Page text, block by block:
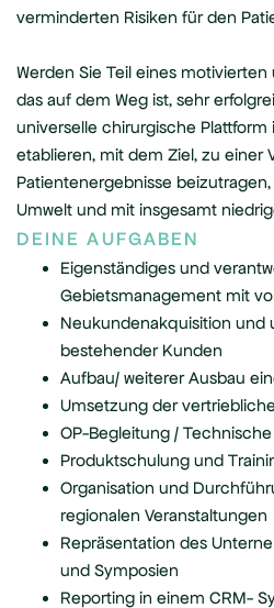
verminderten Risiken für den
Werden Sie Teil eines
das auf dem Weg ist, sehr
universelle chirurgische
etablieren, mit dem Ziel, zu einer
Patientenergebnisse
Umwelt und mit insgesamt
DEINE AUFGABEN
Eigenständiges und
Gebietsmanagement mit
Neukundenakquisition und
bestehender Kunden
Aufbau/ weiterer Ausbau
Umsetzung der
OP-Begleitung /
Produktschulung und
Organisation und
regionalen Veranstaltungen
Repräsentation des
und Symposien
Reporting in einem CRM-